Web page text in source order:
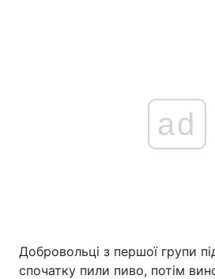
ad
Добровольці з першої групи
спочатку пили пиво, потім